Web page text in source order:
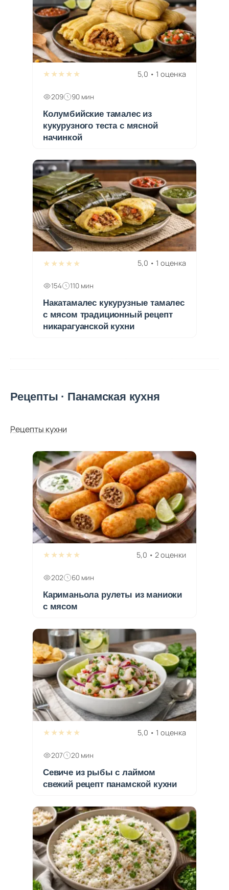
★★★★★ 5,0 • 1 оценка
209 90 мин
Колумбийские тамалес из
кукурузного теста с мясной
начинкой
★★★★★ 5,0 • 1 оценка
154 110 мин
Накатамалес кукурузные тамалес
с мясом традиционный рецепт
никарагуанской кухни
Рецепты · Панамская кухня
Рецепты кухни
★★★★★ 5,0 • 2 оценки
202 60 мин
Кариманьола рулеты из маниоки
с мясом
★★★★★ 5,0 • 1 оценка
207 20 мин
Севиче из рыбы с лаймом
свежий рецепт панамской кухни